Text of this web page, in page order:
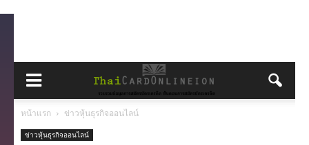
หน้าแรก ข่าวหุ้นธุรกิจออนไลน์
ข่าวหุ้นธุรกิจออนไลน์